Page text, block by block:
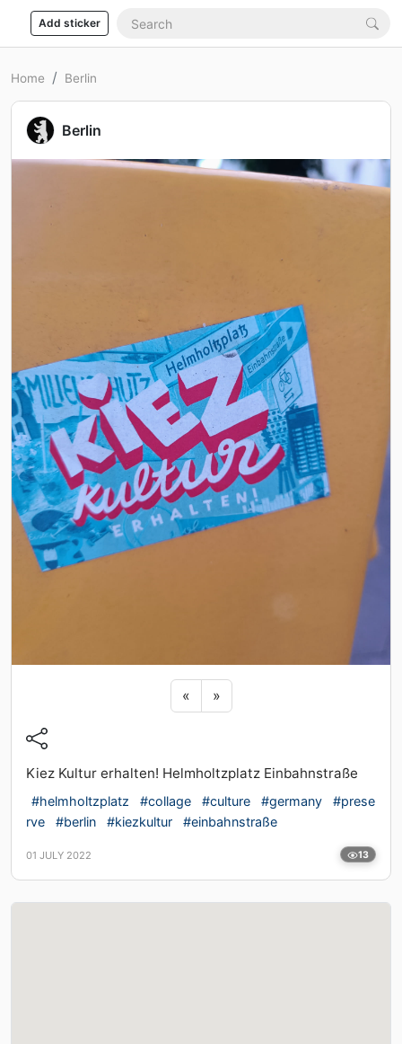
Add sticker
Home Berlin
Berlin
« Previous sticker
»Next sticker
Kiez Kultur erhalten! Helmholtzplatz Einbahnstraße
#helmholtzplatz #collage #culture #germany
#prese
rve
#berlin #kiezkultur #einbahnstraße
01 JULY 2022 13